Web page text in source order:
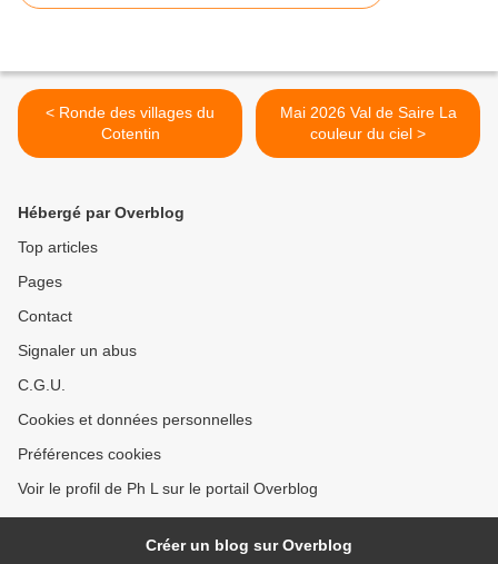
< Ronde des villages du
Cotentin
Mai 2026 Val de Saire La
couleur du ciel >
Hébergé par Overblog
Top articles
Pages
Contact
Signaler un abus
C.G.U.
Cookies et données personnelles
Préférences cookies
Voir le profil de Ph L sur le portail Overblog
Créer un blog sur Overblog